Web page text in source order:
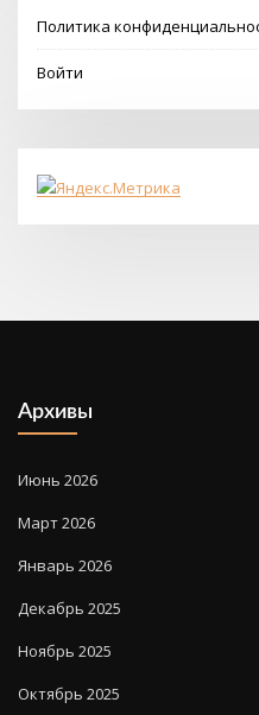
Политика
Войти
Архивы
Июнь 2026
Март 2026
Январь 2026
Декабрь 2025
Ноябрь 2025
Октябрь 2025